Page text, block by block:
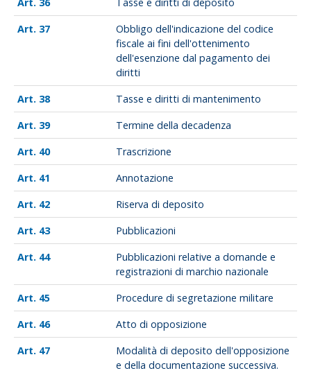
36
Tasse e diritti di deposito
37
Obbligo dell'indicazione del codice
fiscale ai fini dell'ottenimento
dell'esenzione dal pagamento dei
diritti
38
Tasse e diritti di mantenimento
39
Termine della decadenza
40
Trascrizione
41
Annotazione
42
Riserva di deposito
43
Pubblicazioni
44
Pubblicazioni relative a domande e
registrazioni di marchio nazionale
45
Procedure di segretazione militare
46
Atto di opposizione
47
Modalità di deposito dell'opposizione
e della documentazione successiva.